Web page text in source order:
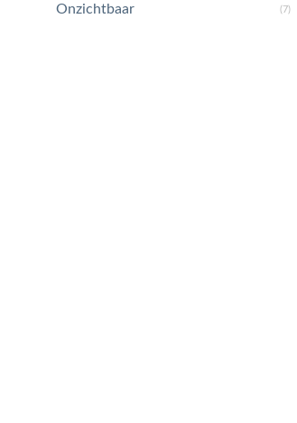
Onzichtbaar (7)